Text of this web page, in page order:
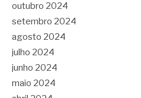
outubro 2024
setembro 2024
agosto 2024
julho 2024
junho 2024
maio 2024